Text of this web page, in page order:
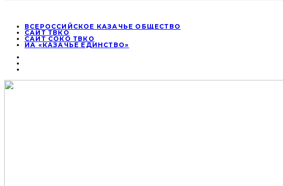
ВСЕРОССИЙСКОЕ КАЗАЧЬЕ ОБЩЕСТВО
САЙТ ТВКО
САЙТ СОКО ТВКО
ИА «КАЗАЧЬЕ ЕДИНСТВО»